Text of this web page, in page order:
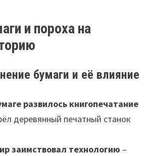
и пороха на
бумаги и её влияние
развилось книгопечатание
деревянный печатный станок
заимствовал технологию –